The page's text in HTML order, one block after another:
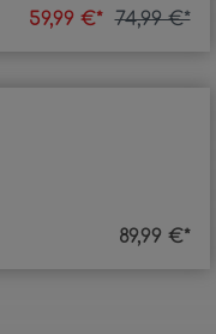
59,99 €* 74,99 €*
89,99 €*